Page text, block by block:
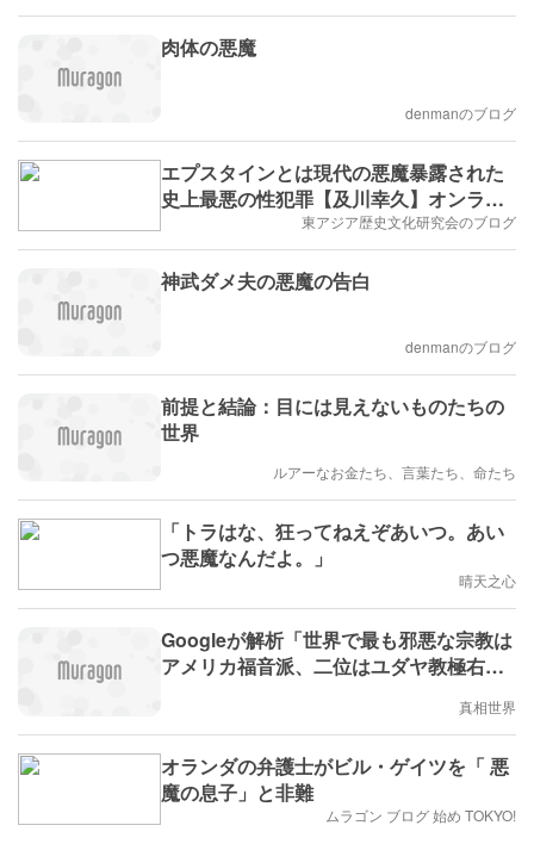
肉体の悪魔
denmanのブログ
エプスタインとは現代の悪魔暴露された
史上最悪の性犯罪【及川幸久】オンライ
東アジア歴史文化研究会のブログ
神武ダメ夫の悪魔の告白
denmanのブログ
前提と結論：目には見えないものたちの
世界
ルアーなお金たち、言葉たち、命たち
「トラはな、狂ってねえぞあいつ。あい
つ悪魔なんだよ。」
晴天之心
Googleが解析「世界で最も邪悪な宗教は
アメリカ福音派、二位はユダヤ教極右
真相世界
オランダの弁護士がビル・ゲイツを「 悪
魔の息子」と非難
ムラゴン ブログ 始め TOKYO!